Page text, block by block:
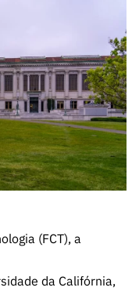
turas
Outros
Apoios
turas
Prémios
Outros
Apoios
Subscrever
Newsletter
Subscrever
Direct Mail
de
Concursos
FCT
de Ciência
Direct Mail
A FCT em
Números
Acreditaç
ão,
Certificaç
ão e
Benefícios
ento,
de
(FCT), a
da Califórnia,